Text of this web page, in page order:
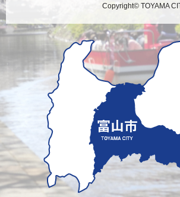
Copyright© TOYAMA